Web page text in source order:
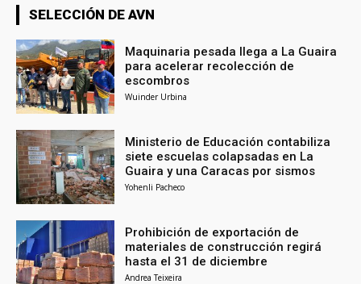
SELECCIÓN DE AVN
Maquinaria pesada llega a La Guaira
para acelerar recolección de
escombros
Wuinder Urbina
Ministerio de Educación contabiliza
siete escuelas colapsadas en La
Guaira y una Caracas por sismos
Yohenli Pacheco
Prohibición de exportación de
materiales de construcción regirá
hasta el 31 de diciembre
Andrea Teixeira